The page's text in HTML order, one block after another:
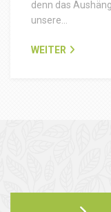
denn das
unsere…
WEITER